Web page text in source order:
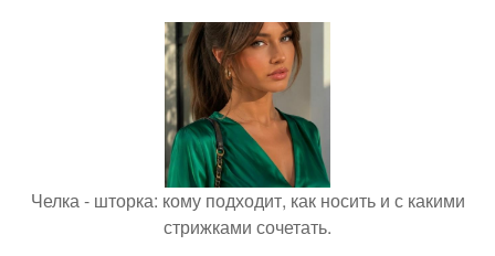
Челка - шторка: кому подходит, как носить и с какими
стрижками сочетать.